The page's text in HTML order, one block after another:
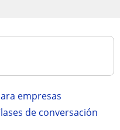
para empresas
clases de conversación